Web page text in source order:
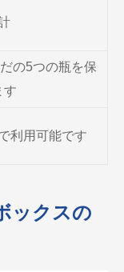
の5つの瓶を保
す
利用可能です
ックスの